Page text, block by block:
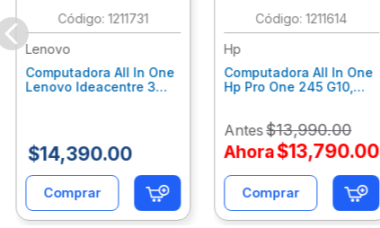
:1211731
Lenovo
Computadora All In One
Lenovo Ideacentre 3
F0G1014Ald
$14,390.00
Comprar
:1211614
Hp
Computadora All In One
Hp Pro One 245 G10,
Fhd, Win11Home
9P7K6La
Antes$13,990.00
Ahora$13,790.00
Comprar